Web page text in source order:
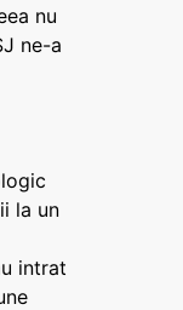
nu
ne-a
la un
intrat